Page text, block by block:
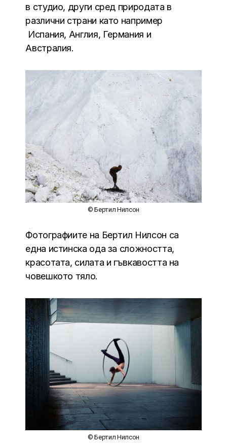
в студио, други сред природата в
различни страни като например
Испания, Англия, Германия и
Австралия.
© Бертил Нилсон
Фотографиите на Бертил Нилсон са
една истинска ода за сложността,
красотата, силата и гъвкавостта на
човешкото тяло.
© Бертил Нилсон